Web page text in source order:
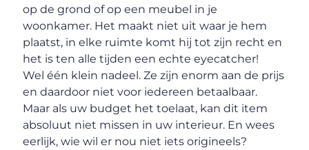
op de grond of op een meubel in je
woonkamer. Het maakt niet uit waar je hem
plaatst, in elke ruimte komt hij tot zijn recht en
het is ten alle tijden een echte eyecatcher!
Wel één klein nadeel. Ze zijn enorm aan de prijs
en daardoor niet voor iedereen betaalbaar.
Maar als uw budget het toelaat, kan dit item
absoluut niet missen in uw interieur. En wees
eerlijk, wie wil er nou niet iets origineels?